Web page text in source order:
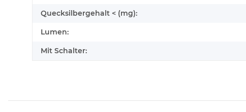
Quecksilbergehalt < (mg):
Lumen:
Mit Schalter: